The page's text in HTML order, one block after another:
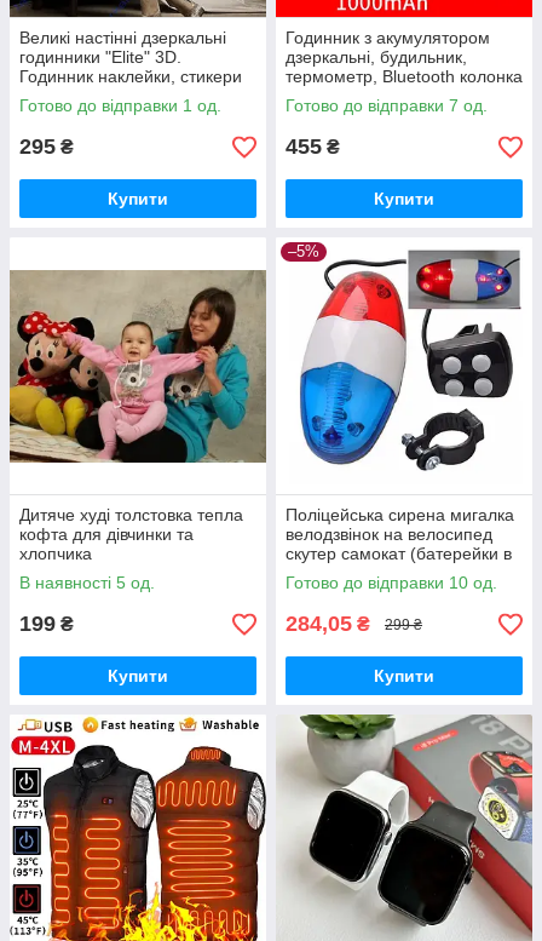
Великі настінні дзеркальні
годинники "Elite" 3D.
Годинник наклейки, стикери
Готово до відправки 1 од.
295 ₴
Купити
Годинник з акумулятором
дзеркальні, будильник,
термометр, Bluetooth колонка
з FM G-50
Готово до відправки 7 од.
455 ₴
Купити
Дитяче худі толстовка тепла
кофта для дівчинки та
хлопчика
В наявності 5 од.
199 ₴
Купити
–5%
Поліцейська сирена мигалка
велодзвінок на велосипед
скутер самокат (батерейки в
комплекті)
Готово до відправки 10 од.
284,05 ₴ 299 ₴
Купити